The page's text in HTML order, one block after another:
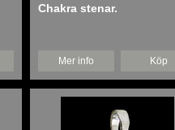
Chakra stenar.
Mer info Köp